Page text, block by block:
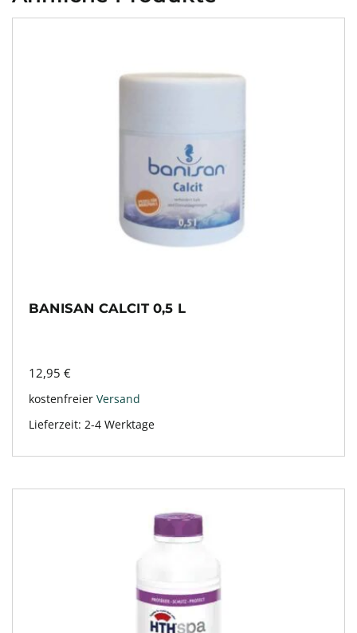
BANISAN CALCIT 0,5 L
12,95 €
kostenfreier Versand
Lieferzeit: 2-4 Werktage